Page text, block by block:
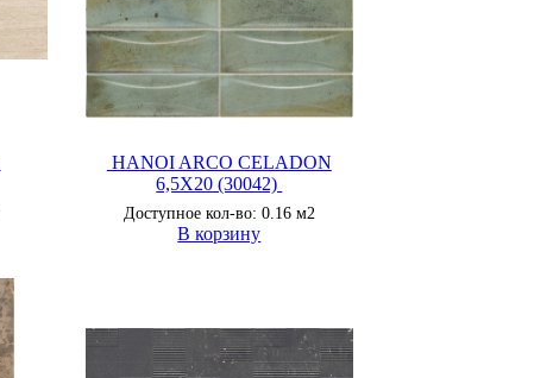
HANOI ARCO CELADON
6,5X20 (30042)
Доступное кол-во: 0.16 м2
В корзину